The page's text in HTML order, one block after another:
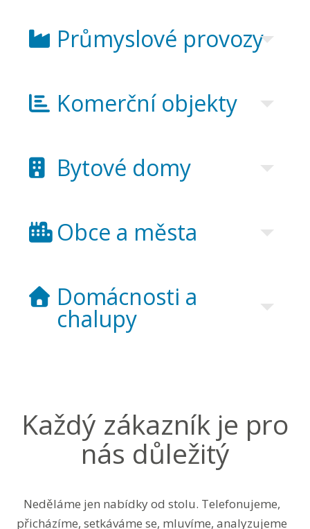
Průmyslové provozy
Komerční objekty
Bytové domy
Obce a města
Domácnosti a
chalupy
Každý zákazník je pro
nás důležitý
Neděláme jen nabídky od stolu. Telefonujeme,
přicházíme, setkáváme se, mluvíme, analyzujeme